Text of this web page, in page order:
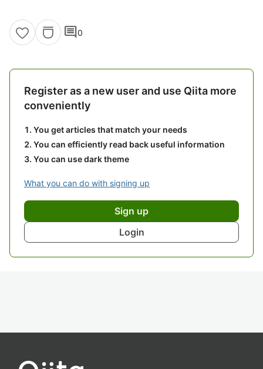
comment0
Register as a new user and use Qiita more
conveniently
You get articles that match your needs
You can efficiently read back useful information
You can use dark theme
What you can do with signing up
Sign up
Login